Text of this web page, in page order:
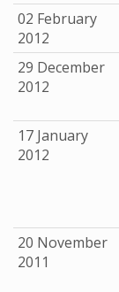
02 February
2012
29 December
2012
17 January
2012
20 November
2011